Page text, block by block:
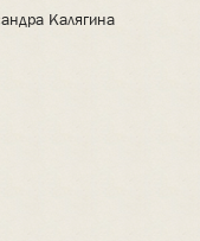
Калягина